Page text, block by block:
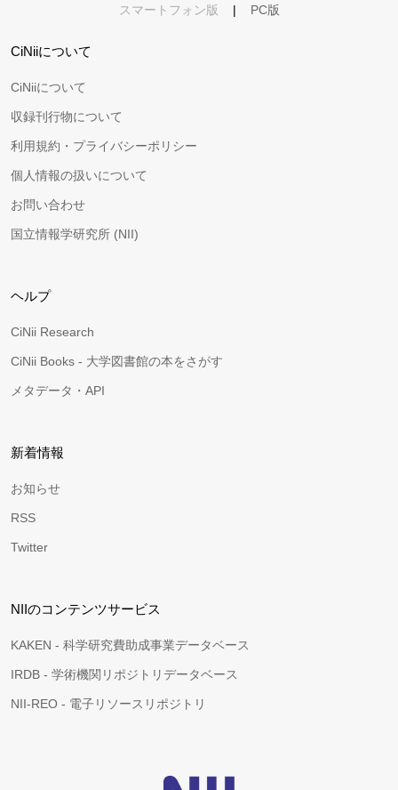
スマートフォン版 | PC版
CiNiiについて
CiNiiについて
収録刊行物について
利用規約・プライバシーポリシー
個人情報の扱いについて
お問い合わせ
国立情報学研究所 (NII)
ヘルプ
CiNii Research
CiNii Books - 大学図書館の本をさがす
メタデータ・API
新着情報
お知らせ
RSS
Twitter
NIIのコンテンツサービス
KAKEN - 科学研究費助成事業データベース
IRDB - 学術機関リポジトリデータベース
NII-REO - 電子リソースリポジトリ